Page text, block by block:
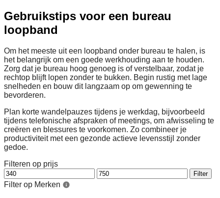
Gebruikstips voor een bureau
loopband
Om het meeste uit een loopband onder bureau te halen, is
het belangrijk om een goede werkhouding aan te houden.
Zorg dat je bureau hoog genoeg is of verstelbaar, zodat je
rechtop blijft lopen zonder te bukken. Begin rustig met lage
snelheden en bouw dit langzaam op om gewenning te
bevorderen.
Plan korte wandelpauzes tijdens je werkdag, bijvoorbeeld
tijdens telefonische afspraken of meetings, om afwisseling te
creëren en blessures te voorkomen. Zo combineer je
productiviteit met een gezonde actieve levensstijl zonder
gedoe.
Filteren op prijs
Min.
prijs
Max.
prijs
Filter
Filter op Merken